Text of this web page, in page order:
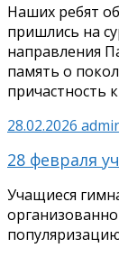
Наших ребят
пришлись на
направления
память о
причастность
28.02.2026
28 февраля
Учащиеся